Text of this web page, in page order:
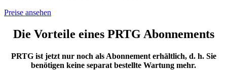
Preise ansehen
Die Vorteile eines PRTG Abonnements
PRTG ist jetzt nur noch als Abonnement erhältlich, d. h. Sie
benötigen keine separat bestellte Wartung mehr.